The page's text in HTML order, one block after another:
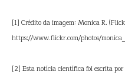
[1] Crédito da imagem: Monica R.
https://www.flickr.com/photos/
[2] Esta notícia científica foi escrita por